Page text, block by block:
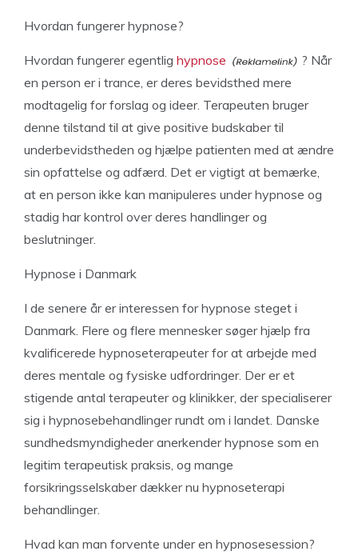
Hvordan fungerer hypnose?
Hvordan fungerer egentlig hypnose
? Når
en person er i trance, er deres bevidsthed mere
modtagelig for forslag og ideer. Terapeuten bruger
denne tilstand til at give positive budskaber til
underbevidstheden og hjælpe patienten med at ændre
sin opfattelse og adfærd. Det er vigtigt at bemærke,
at en person ikke kan manipuleres under hypnose og
stadig har kontrol over deres handlinger og
beslutninger.
Hypnose i Danmark
I de senere år er interessen for hypnose steget i
Danmark. Flere og flere mennesker søger hjælp fra
kvalificerede hypnoseterapeuter for at arbejde med
deres mentale og fysiske udfordringer. Der er et
stigende antal terapeuter og klinikker, der specialiserer
sig i hypnosebehandlinger rundt om i landet. Danske
sundhedsmyndigheder anerkender hypnose som en
legitim terapeutisk praksis, og mange
forsikringsselskaber dækker nu hypnoseterapi
behandlinger.
Hvad kan man forvente under en hypnosesession?